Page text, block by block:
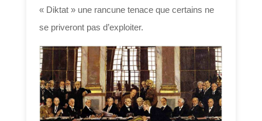
« Diktat » une rancune tenace que certains ne
se priveront pas d’exploiter.